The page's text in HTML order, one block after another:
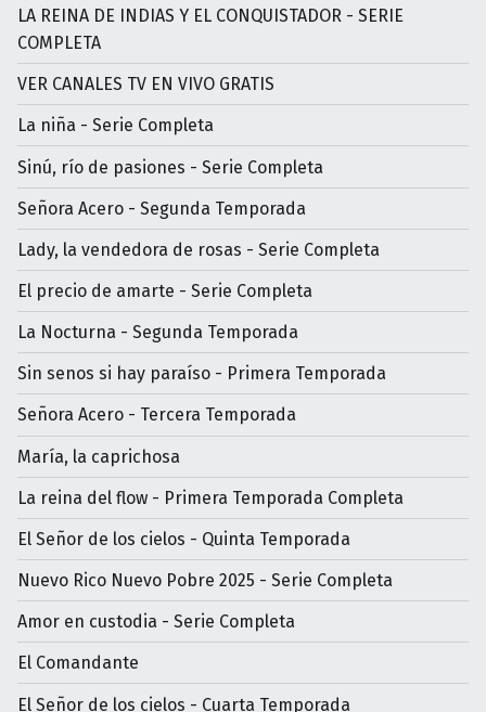
LA REINA DE INDIAS Y EL CONQUISTADOR - SERIE
COMPLETA
VER CANALES TV EN VIVO GRATIS
La niña - Serie Completa
Sinú, río de pasiones - Serie Completa
Señora Acero - Segunda Temporada
Lady, la vendedora de rosas - Serie Completa
El precio de amarte - Serie Completa
La Nocturna - Segunda Temporada
Sin senos si hay paraíso - Primera Temporada
Señora Acero - Tercera Temporada
María, la caprichosa
La reina del flow - Primera Temporada Completa
El Señor de los cielos - Quinta Temporada
Nuevo Rico Nuevo Pobre 2025 - Serie Completa
Amor en custodia - Serie Completa
El Comandante
El Señor de los cielos - Cuarta Temporada